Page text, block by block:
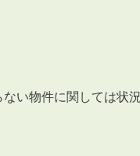
仲介業者様へ
い物件に関しては状